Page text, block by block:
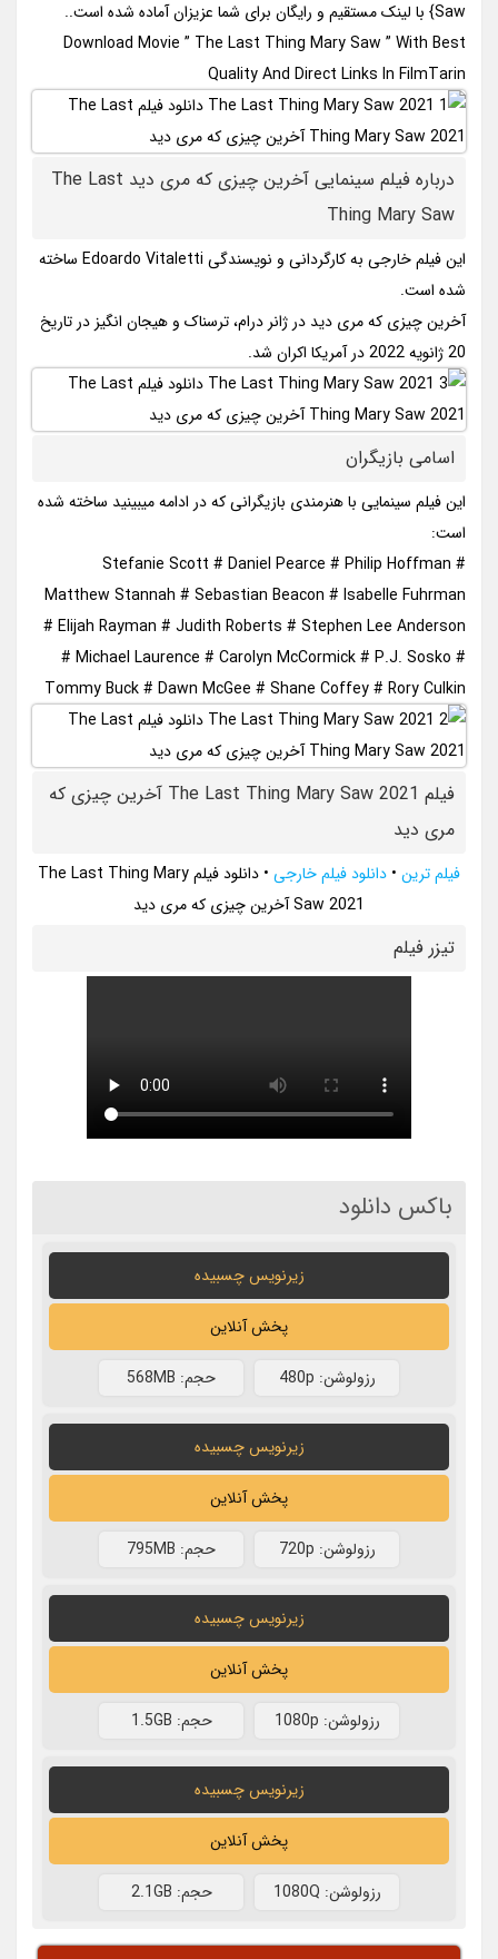
Saw} با لینک مستقیم و رایگان برای شما عزیزان آماده شده است..
Download Movie ” The Last Thing Mary Saw ” With Best
Quality And Direct Links In FilmTarin
درباره فیلم سینمایی آخرین چیزی که مری دید The Last
Thing Mary Saw
این فیلم خارجی به کارگردانی و نویسندگی Edoardo Vitaletti ساخته
شده است.
آخرین چیزی که مری دید در ژانر درام، ترسناک و هیجان انگیز در تاریخ
20 ژانویه 2022 در آمریکا اکران شد.
اسامی بازیگران
این فیلم سینمایی با هنرمندی بازیگرانی که در ادامه میبینید ساخته شده
است:
Stefanie Scott # Daniel Pearce # Philip Hoffman #
Matthew Stannah # Sebastian Beacon # Isabelle Fuhrman
# Elijah Rayman # Judith Roberts # Stephen Lee Anderson
# Michael Laurence # Carolyn McCormick # P.J. Sosko #
Tommy Buck # Dawn McGee # Shane Coffey # Rory Culkin
فیلم The Last Thing Mary Saw 2021 آخرین چیزی که
مری دید
فیلم ترین • دانلود فیلم خارجی •
دانلود فیلم The Last Thing Mary
Saw 2021 آخرین چیزی که مری دید
تيزر فيلم
باکس دانلود
زیرنویس چسبیده
پخش آنلاین
رزولوشن: 480p حجم: 568MB
زیرنویس چسبیده
پخش آنلاین
رزولوشن: 720p حجم: 795MB
زیرنویس چسبیده
پخش آنلاین
رزولوشن: 1080p حجم: 1.5GB
زیرنویس چسبیده
پخش آنلاین
رزولوشن: 1080Q حجم: 2.1GB